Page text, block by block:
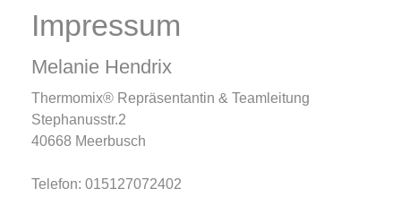
Impressum
Melanie Hendrix
Thermomix® Repräsentantin & Teamleitung
Stephanusstr.2
40668 Meerbusch
Telefon: 015127072402